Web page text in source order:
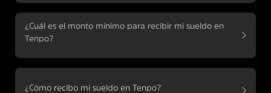
¿Cuál es el monto mínimo para recibir mi sueldo en
Tenpo?
¿Cómo recibo mi sueldo en Tenpo?